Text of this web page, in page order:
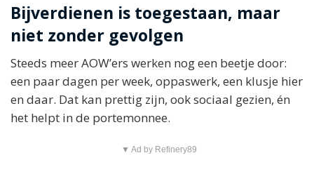
Bijverdienen is toegestaan, maar
niet zonder gevolgen
Steeds meer AOW’ers werken nog een beetje door:
een paar dagen per week, oppaswerk, een klusje hier
en daar. Dat kan prettig zijn, ook sociaal gezien, én
het helpt in de portemonnee.
▼ Ad by Refinery89